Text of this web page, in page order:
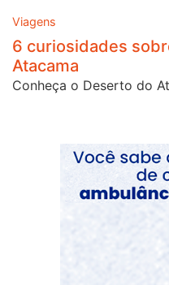
Viagens
6 curiosidades
Atacama
Conheça o Deserto do